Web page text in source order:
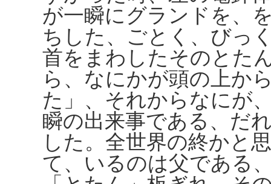
が一瞬にグランドを、
ちした、ごとく、びっ
首をまわしたそのとた
ら、なにかが頭の上か
た」、それからなにが
瞬の出来事である、だ
した。全世界の終かと
て、いるのは父である